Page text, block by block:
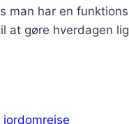
man har en
at gøre hverdagen